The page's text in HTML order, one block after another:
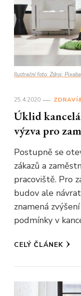
Ilustrační foto. Zdroj:
25.4.2020
Úklid
výzva pro
Postupně se
zákazů a
pracoviště. Pro
budov ale
znamená
podmínky v
CELÝ ČLÁNEK